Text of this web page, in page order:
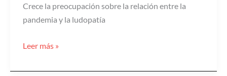
Crece la preocupación sobre la relación entre la
pandemia y la ludopatía
su
Leer más »